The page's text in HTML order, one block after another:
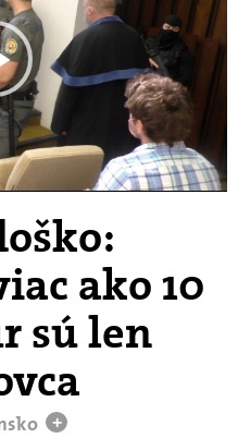
ako 10
sú len
+